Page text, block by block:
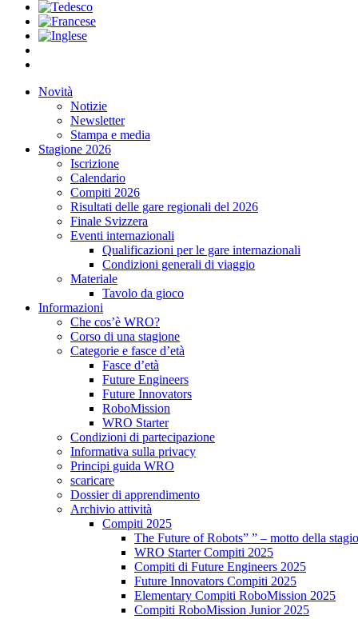
Novità
Notizie
Newsletter
Stampa e media
Stagione 2026
Iscrizione
Calendario
Compiti 2026
Risultati delle gare regionali del 2026
Finale Svizzera
Eventi internazionali
Qualificazioni per le gare internazionali
Condizioni generali di viaggio
Materiale
Tavolo da gioco
Informazioni
Che cos’è WRO?
Corso di una stagione
Categorie e fasce d’età
Fasce d’età
Future Engineers
Future Innovators
RoboMission
WRO Starter
Condizioni di partecipazione
Informativa sulla privacy
Principi guida WRO
scaricare
Dossier di apprendimento
Archivio attività
Compiti 2025
The Future of Robots” ” – motto della
WRO Starter Compiti 2025
Compiti di Future Engineers 2025
Future Innovators Compiti 2025
Elementary Compiti RoboMission 2025
Compiti RoboMission Junior 2025